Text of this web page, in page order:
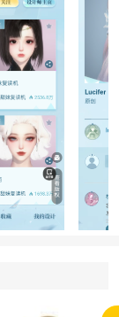
、饰品等外观
内容。
色模型上实